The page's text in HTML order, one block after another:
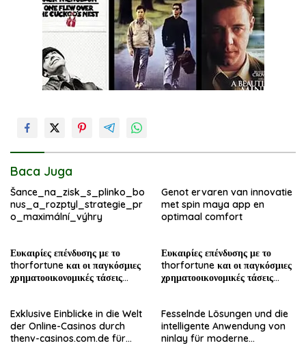
Baca Juga
Šance_na_zisk_s_plinko_bo
nus_a_rozptyl_strategie_pr
o_maximální_výhry
Genot ervaren van innovatie
met spin maya app en
optimaal comfort
Ευκαιρίες επένδυσης με το
thorfortune και οι παγκόσμιες
χρηματοοικονομικές τάσεις
Ευκαιρίες επένδυσης με το
thorfortune και οι παγκόσμιες
χρηματοοικονομικές τάσεις
Exklusive Einblicke in die Welt
der Online-Casinos durch
thenv-casinos.com.de für
Fesselnde Lösungen und die
intelligente Anwendung von
ninlay für moderne